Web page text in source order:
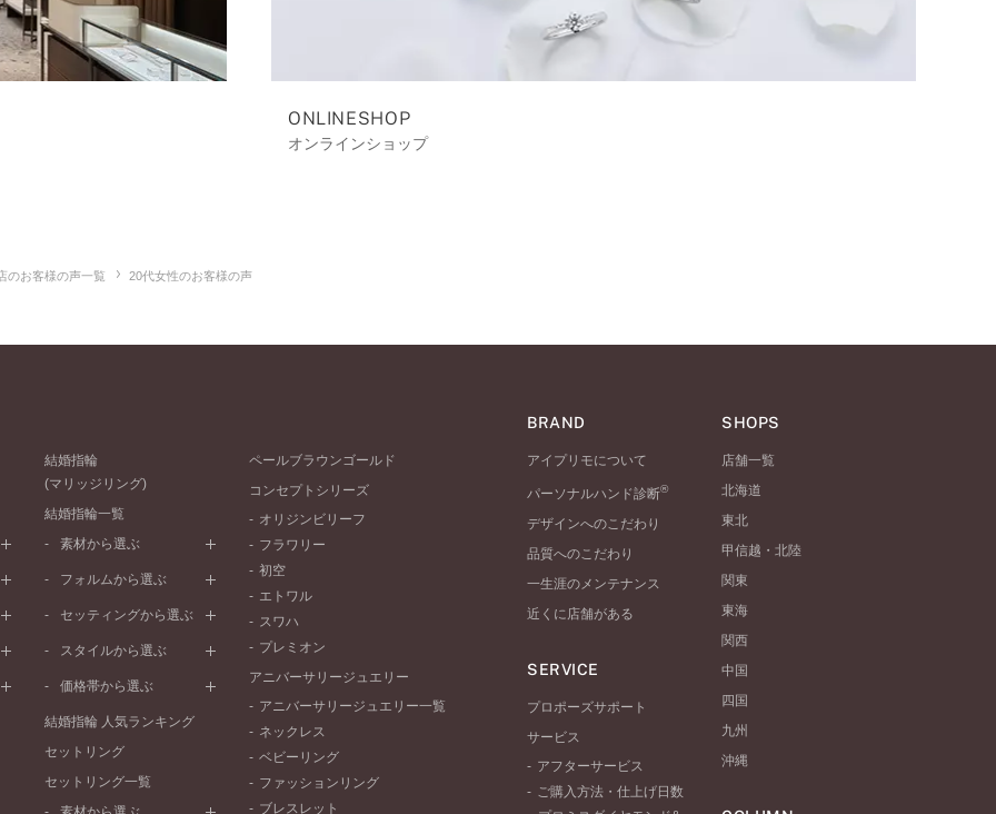
ONLINESHOP
オンラインショップ
のお客様の声一覧 20代女性のお客様の声
結婚指輪
(マリッジリング)
結婚指輪一覧
素材から選ぶ
プラチナ
ピンクゴールド
ペールブラウンゴールド
フォルムから選ぶ
ストレートライン
V字ライン
セッティングから選ぶ
プレーン
セベラルメレ
ラインメレ
スタイルから選ぶ
シンプル
モード
エレガント
ゴージャス
価格帯から選ぶ
50万円～
20万円～30万円
結婚指輪 人気ランキング
セットリング
セットリング一覧
ペールブラウンゴールド
コンセプトシリーズ
オリジンビリーフ
フラワリー
初空
エトワル
スワハ
プレミオン
アニバーサリージュエリー
アニバーサリージュエリー一覧
ネックレス
ベビーリング
ファッションリング
ブレスレット
BRAND
アイプリモについて
パーソナルハンド診断®
デザインへのこだわり
品質へのこだわり
一生涯のメンテナンス
近くに店舗がある
SERVICE
プロポーズサポート
サービス
アフターサービス
ご購入方法・仕上げ日数
SHOPS
店舗一覧
北海道
東北
甲信越・北陸
関東
東海
関西
中国
四国
九州
沖縄